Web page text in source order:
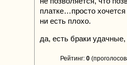
платке…просто
ни есть плохо.
да, есть браки
Рейтинг: 0